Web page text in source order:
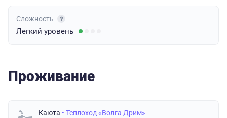
Сложность
Легкий уровень
Проживание
Каюта • Теплоход «Волга Дрим»